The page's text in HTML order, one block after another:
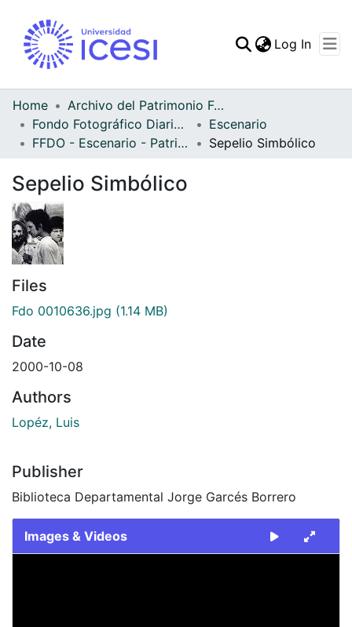
Statistics
Log In
Home
Archivo del Patrimonio Fotográfico y Fílmico del Valle del Cauca
Fondo Fotográfico Diario Occidente
Escenario
FFDO - Escenario - Patrimonial
Sepelio Simbólico
Sepelio Simbólico
Files
Fdo 0010636.jpg (1.14 MB)
Date
2000-10-08
Authors
Lopéz, Luis
Publisher
Biblioteca Departamental Jorge Garcés Borrero
Images & Videos